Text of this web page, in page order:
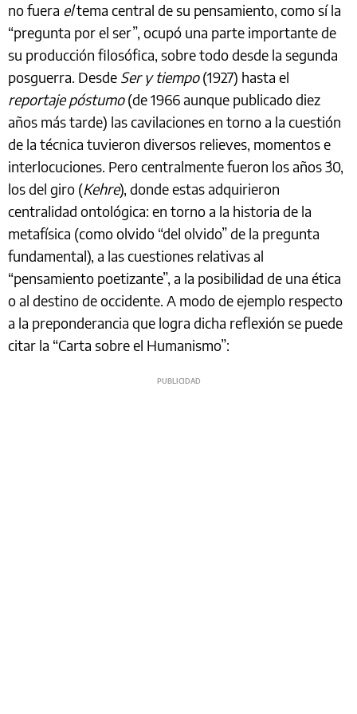
no fuera eltema central de su pensamiento, como sí la
“pregunta por el ser”, ocupó una parte importante de
su producción filosófica, sobre todo desde la segunda
posguerra. Desde Ser y tiempo(1927) hasta el
reportaje póstumo(de 1966 aunque publicado diez
años más tarde) las cavilaciones en torno a la cuestión
de la técnica tuvieron diversos relieves, momentos e
interlocuciones. Pero centralmente fueron los años ´30,
los del giro (Kehre), donde estas adquirieron
centralidad ontológica: en torno a la historia de la
metafísica (como olvido “del olvido” de la pregunta
fundamental), a las cuestiones relativas al
“pensamiento poetizante”, a la posibilidad de una ética
o al destino de occidente. A modo de ejemplo respecto
a la preponderancia que logra dicha reflexión se puede
citar la “Carta sobre el Humanismo”: